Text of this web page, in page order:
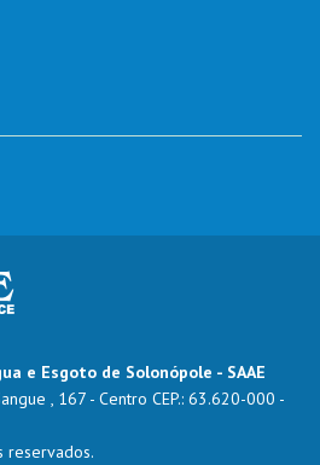
e Esgoto de Solonópole - SAAE
, 167 - Centro CEP.: 63.620-000 -